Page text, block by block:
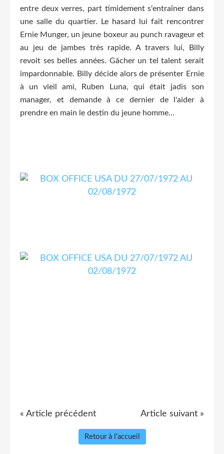
entre deux verres, part timidement s'entraîner dans
une salle du quartier. Le hasard lui fait rencontrer
Ernie Munger, un jeune boxeur au punch ravageur et
au jeu de jambes très rapide. A travers lui, Billy
revoit ses belles années. Gâcher un tel talent serait
impardonnable. Billy décide alors de présenter Ernie
à un vieil ami, Ruben Luna, qui était jadis son
manager, et demande à ce dernier de l'aider à
prendre en main le destin du jeune homme...
« Article précédent Article suivant »
Retour à l'accueil